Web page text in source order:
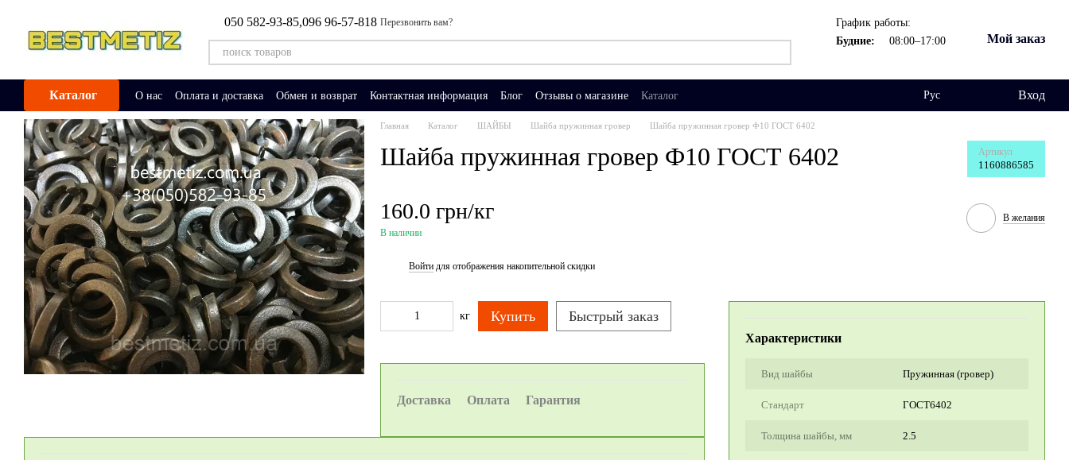
050 582-93-85,096 96-57-818 Перезвонить вам?
График работы:
Будние:
08:00–17:00 Мой заказ
Каталог О нас Оплата и доставка Обмен и возврат Контактная информация Блог Отзывы о магазине Каталог Рус Вход
Главная Каталог ШАЙБЫ Шайба пружинная гровер Шайба пружинная гровер Ф10 ГОСТ 6402
Шайба пружинная гровер Ф10 ГОСТ 6402 Артикул
1160886585
160.0 грн/кг
В наличии
В желания
Войти для отображения накопительной скидки
кг Купить Быстрый заказ
Доставка Оплата Гарантия
Характеристики
Вид шайбы Пружинная (гровер)
Стандарт ГОСТ6402
Толщина шайбы, мм 2.5